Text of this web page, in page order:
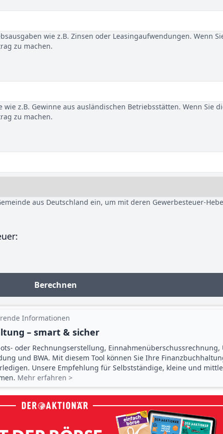
wie z.B. Zinsen oder Leasingaufwendungen. Wenn
zu machen.
z.B. Gewinne aus ausländischen Betriebsstätten. Wenn Sie
zu machen.
aus Deutschland ein, um mit deren Gewerbesteuer-
Berechnen
Informationen
– smart & sicher
oder Rechnungserstellung,
und BWA. Mit diesem Tool können Sie Ihre
Unsere Empfehlung für Selbstständige, kleine und
Mehr erfahren >